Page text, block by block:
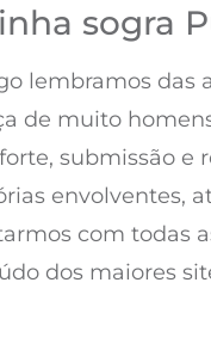
sogra
lembramos das
de muito
submissão
envolventes,
com todas
dos maiores